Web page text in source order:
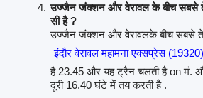
उज्जैन जंक्शन और वेरावल के बीच सबसे
सी है ?
उज्जैन जंक्शन और वेरावलके बीच सबसे
इंदौर वेरावल महामना एक्सप्रेस (19320)
है 23.45 और यह ट्रैन चलती है on मं.
दूरी 16.40 घंटे में तय करती है .